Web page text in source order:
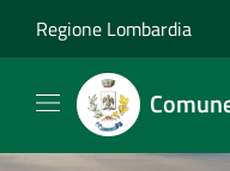
Regione Lombardia